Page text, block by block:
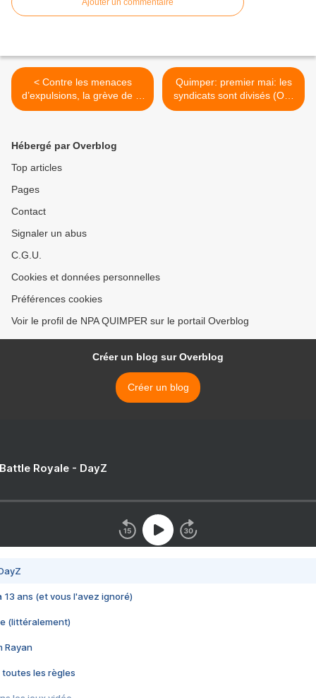
Ajouter un commentaire
< Contre les menaces
d’expulsions, la grève de la
faim de Notre Dame des
Quimper: premier mai: les
syndicats sont divisés (OF)
>
Hébergé par Overblog
Top articles
Pages
Contact
Signaler un abus
C.G.U.
Cookies et données personnelles
Préférences cookies
Voir le profil de NPA QUIMPER sur le portail Overblog
Créer un blog sur Overblog
Créer un blog
Royale - DayZ
13 ans (et vous l'avez ignoré)
(littéralement)
Rayan
toutes les règles